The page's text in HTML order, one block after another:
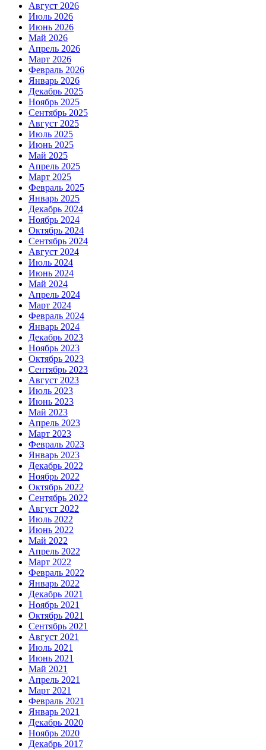
Август 2026
Июль 2026
Июнь 2026
Май 2026
Апрель 2026
Март 2026
Февраль 2026
Январь 2026
Декабрь 2025
Ноябрь 2025
Сентябрь 2025
Август 2025
Июль 2025
Июнь 2025
Май 2025
Апрель 2025
Март 2025
Февраль 2025
Январь 2025
Декабрь 2024
Ноябрь 2024
Октябрь 2024
Сентябрь 2024
Август 2024
Июль 2024
Июнь 2024
Май 2024
Апрель 2024
Март 2024
Февраль 2024
Январь 2024
Декабрь 2023
Ноябрь 2023
Октябрь 2023
Сентябрь 2023
Август 2023
Июль 2023
Июнь 2023
Май 2023
Апрель 2023
Март 2023
Февраль 2023
Январь 2023
Декабрь 2022
Ноябрь 2022
Октябрь 2022
Сентябрь 2022
Август 2022
Июль 2022
Июнь 2022
Май 2022
Апрель 2022
Март 2022
Февраль 2022
Январь 2022
Декабрь 2021
Ноябрь 2021
Октябрь 2021
Сентябрь 2021
Август 2021
Июль 2021
Июнь 2021
Май 2021
Апрель 2021
Март 2021
Февраль 2021
Январь 2021
Декабрь 2020
Ноябрь 2020
Декабрь 2017